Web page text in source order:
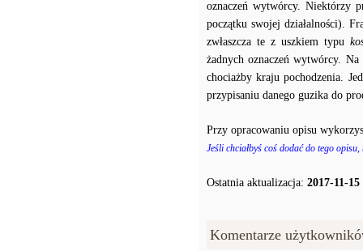
oznaczeń wytwórcy. Niektórzy
początku swojej działalności).
zwłaszcza te z uszkiem typu
żadnych oznaczeń wytwórcy.
chociażby kraju pochodzenia.
przypisaniu danego guzika do
Przy opracowaniu opisu
Jeśli chciałbyś coś dodać do tego
Ostatnia aktualizacja: 2017-11-15
Komentarze